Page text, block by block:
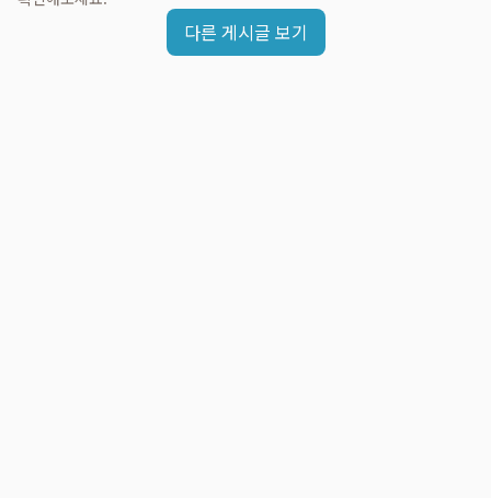
다른 게시글 보기